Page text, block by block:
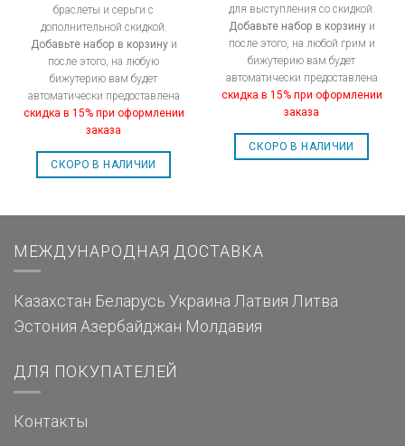
браслеты и серьги с
дополнительной скидкой.
Добавьте набор в корзинуи
после этого, на любую
бижутерию вам будет
автоматически предоставлена
скидка в 15% при оформлении
заказа
СКОРО В НАЛИЧИИ
для выступления со скидкой.
Добавьте набор в корзинуи
после этого, на любой грим и
бижутерию вам будет
автоматически предоставлена
скидка в 15% при оформлении
заказа
СКОРО В НАЛИЧИИ
МЕЖДУНАРОДНАЯ ДОСТАВКА
Казахстан Беларусь Украина Латвия Литва
Эстония Азербайджан Молдавия
ДЛЯ ПОКУПАТЕЛЕЙ
Контакты